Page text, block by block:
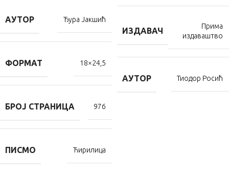
АУТОР Ђура Јакшић
ФОРМАТ 18×24,5
БРОЈ СТРАНИЦА 976
ПИСМО Ћирилица
ИЗДАВАЧ
Прима
издаваштво
АУТОР Тиодор Росић